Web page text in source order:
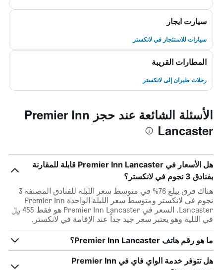
سيارت ايجار
سيارات للاستئجار في لانكستر
المطارات القريبة
رحلات طيران إلى لانكستر
الأسئلة الشائعة عند حجز Premier Inn
Lancaster
هل الأسعار في Premier Inn Lancaster قابلة للمقارنة
بفنادق 3 نجوم في لانكستر؟
هناك فرق يبلغ 76% في متوسط ​​سعر الليلة للفنادق المصنفة 3
نجوم في لانكستر ومتوسط ​​سعر الليلة الواحدة Premier Inn
Lancaster. السعر في Premier Inn Lancaster هو فقط 455 ﷼
في الللية وهو يعتبر سعر جيد جداً عند الإقامة في لانكستر.
ما هو رقم هاتف Premier Inn Lancaster؟
هل تتوفر خدمة الواي فاي في Premier Inn